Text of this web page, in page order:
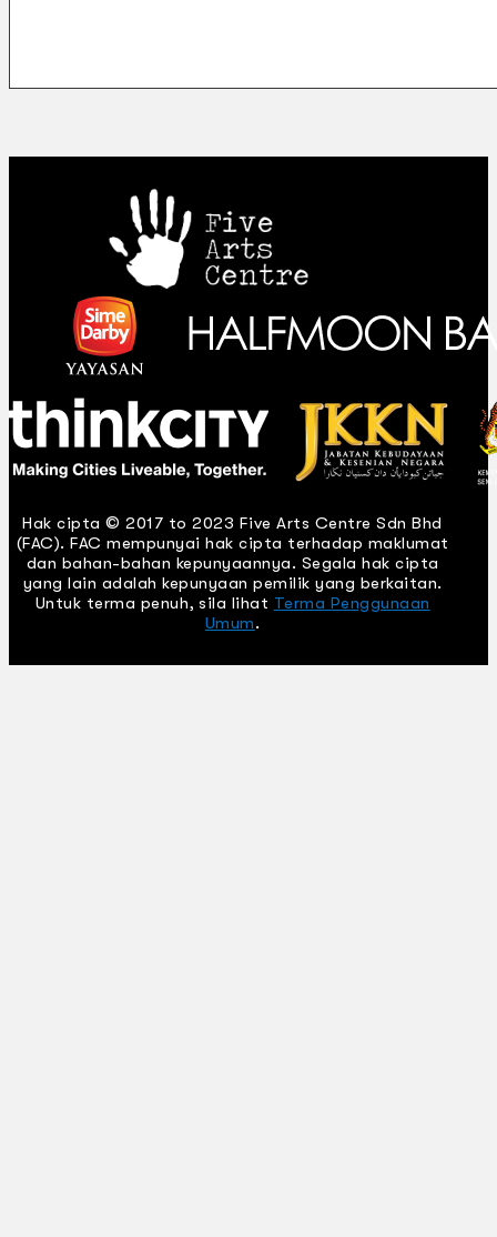
Hak cipta © 2017 to 2023 Five Arts Centre Sdn Bhd
(FAC). FAC mempunyai hak cipta terhadap maklumat
dan bahan-bahan kepunyaannya. Segala hak cipta
yang lain adalah kepunyaan pemilik yang berkaitan.
Untuk terma penuh, sila lihat Terma Penggunaan
Umum.